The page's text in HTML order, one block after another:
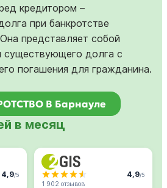
кредитором –
при банкротстве
представляет собой
существующего долга с
погашения для гражданина.
В Барнауле
в месяц
4,9/5 4,9/5
1 902 отзывов